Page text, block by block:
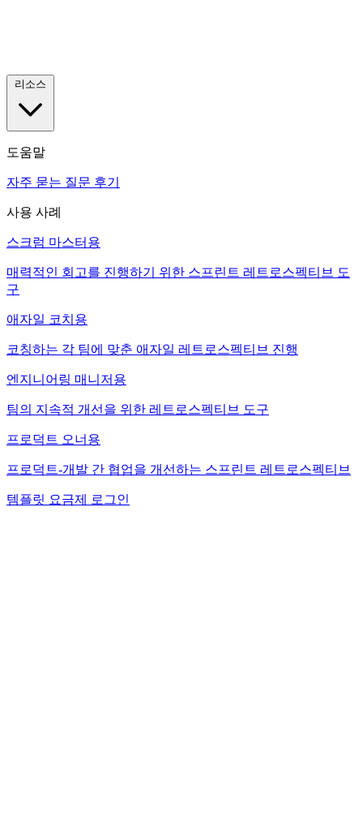
도움말
자주 묻는 질문 후기
사용 사례
스크럼 마스터용
매력적인 회고를 진행하기 위한 스프린트 레트로스펙티브 도
구
애자일 코치용
코칭하는 각 팀에 맞춘 애자일 레트로스펙티브 진행
엔지니어링 매니저용
팀의 지속적 개선을 위한 레트로스펙티브 도구
프로덕트 오너용
프로덕트-개발 간 협업을 개선하는 스프린트 레트로스펙티브
템플릿 요금제 로그인